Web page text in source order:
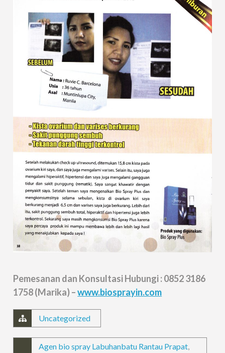
Pemesanan dan Konsultasi Hubungi : 0852 3186
1758 (Marika) –www.biosprayin.com
Uncategorized
Agen bio spray Labuhanbatu Rantau Prapat,